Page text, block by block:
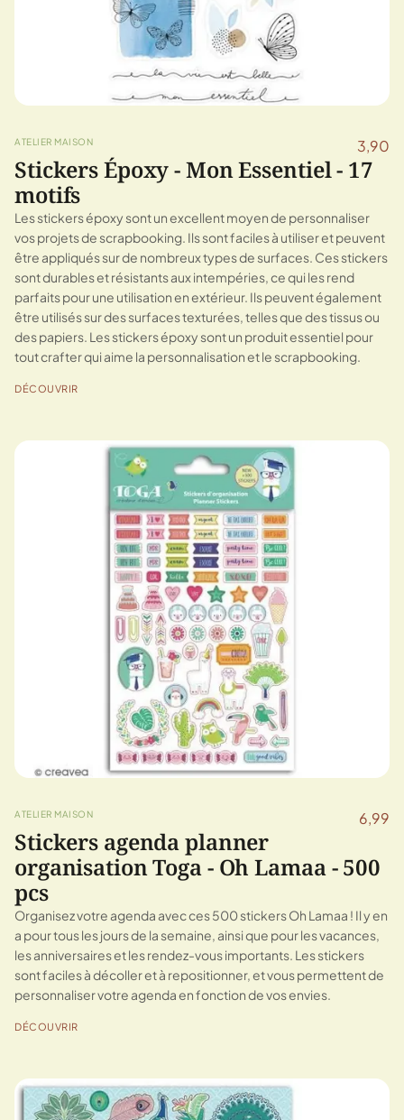
ATELIER MAISON 3,90
Stickers Époxy - Mon Essentiel - 17
motifs
Les stickers époxy sont un excellent moyen de personnaliser
vos projets de scrapbooking. Ils sont faciles à utiliser et peuvent
être appliqués sur de nombreux types de surfaces. Ces stickers
sont durables et résistants aux intempéries, ce qui les rend
parfaits pour une utilisation en extérieur. Ils peuvent également
être utilisés sur des surfaces texturées, telles que des tissus ou
des papiers. Les stickers époxy sont un produit essentiel pour
tout crafter qui aime la personnalisation et le scrapbooking.
DÉCOUVRIR
ATELIER MAISON 6,99
Stickers agenda planner
organisation Toga - Oh Lamaa - 500
pcs
Organisez votre agenda avec ces 500 stickers Oh Lamaa ! Il y en
a pour tous les jours de la semaine, ainsi que pour les vacances,
les anniversaires et les rendez-vous importants. Les stickers
sont faciles à décoller et à repositionner, et vous permettent de
personnaliser votre agenda en fonction de vos envies.
DÉCOUVRIR